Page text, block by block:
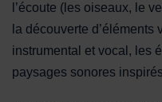
l’écoute (les oiseaux, le
la découverte
instrumental et vocal, les
paysages sonores